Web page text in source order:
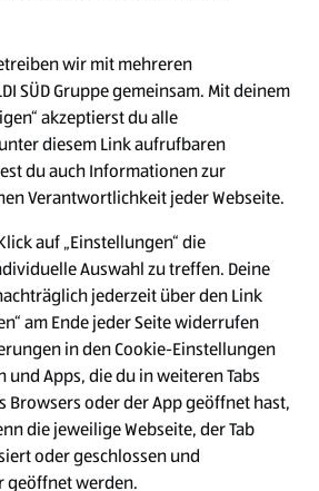
W
i
r
d
a
u
f
W
i
r
d
a
u
f
W
i
r
d
a
Datenschutz
wir mit mehreren
SÜD Gruppe gemeinsam. Mit deinem
akzeptierst du alle
diesem Link aufrufbaren
du auch Informationen zur
Verantwortlichkeit jeder Webseite.
auf „Einstellungen“ die
Auswahl zu treffen. Deine
jederzeit über den Link
am Ende jeder Seite widerrufen
in den Cookie-Einstellungen
und Apps, die du in weiteren Tabs
Browsers oder der App geöffnet hast,
die jeweilige Webseite, der Tab
oder geschlossen und
geöffnet werden.